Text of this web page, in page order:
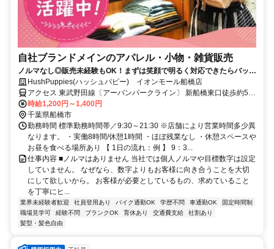
自社ブランドメインのアパレル・小物・雑貨販売
ノルマなし◎販売未経験もOK！まずは笑顔で明るく対応できたらバッチ
リです♪
HushPuppies(ハッシュパピー) イオンモール船橋店
アクセス 東武野田線〔アーバンパークライン〕 新船橋東口徒歩約5
分、京成本線 海神徒歩約20分、東葉高速線 東海神T4口徒歩約12分
時給1,200円～1,400円
千葉県船橋市
勤務時間 標準勤務時間帯／9:30～21:30 ※店舗により営業時間多少異
なります。 ・実働8時間/休憩1時間 ・ほぼ残業なし ・休憩スペースや
お昼を食べる場所あり 【 1日の流れ：例 】 9：3...
仕事内容 ■ノルマはありません 当社では個人ノルマや目標数字は設定
していません。 なぜなら、数字よりもお客様に向き合うことを大切
にして欲しいから。 お客様が必要としているもの、求めていること
を丁寧にヒ...
業界未経験者歓迎 社員登用あり バイク通勤OK 学歴不問 車通勤OK
固定時間制
職場見学可
経験不問 ブランクOK 育休あり 交通費支給
社割あり
髪型・髪色自由